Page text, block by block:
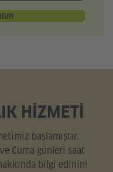
HIZMETI
başlamıştır.
Cuma günleri saat
bilgi edinin!